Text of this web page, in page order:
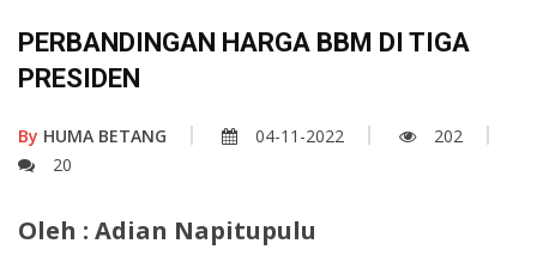
PERBANDINGAN HARGA BBM DI TIGA
PRESIDEN
By HUMA BETANG 04-11-2022
202
20
Oleh : Adian Napitupulu